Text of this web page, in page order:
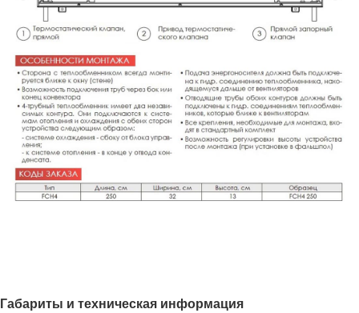
Габариты и техническая информация